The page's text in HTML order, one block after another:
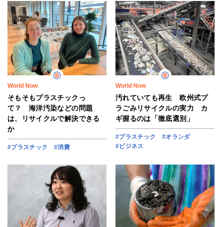
World Now
そもそもプラスチックっ
て？ 海洋汚染などの問題
は、リサイクルで解決できる
か
#プラスチック #消費
World Now
汚れていても再生 欧州式プ
ラごみリサイクルの実力 カ
ギ握るのは「徹底選別」
#プラスチック
#オランダ
#ビジネス